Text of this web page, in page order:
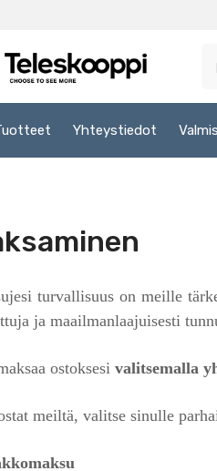
Yhteystiedot
turvallisuus on meille
ja maailmanlaajuisesti
ostoksesi valitsemalla
meiltä, valitse sinulle